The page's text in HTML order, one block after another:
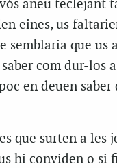
aneu teclejant
eines, us
semblaria que us
com dur-los
en deuen
que surten a les
hi conviden o si